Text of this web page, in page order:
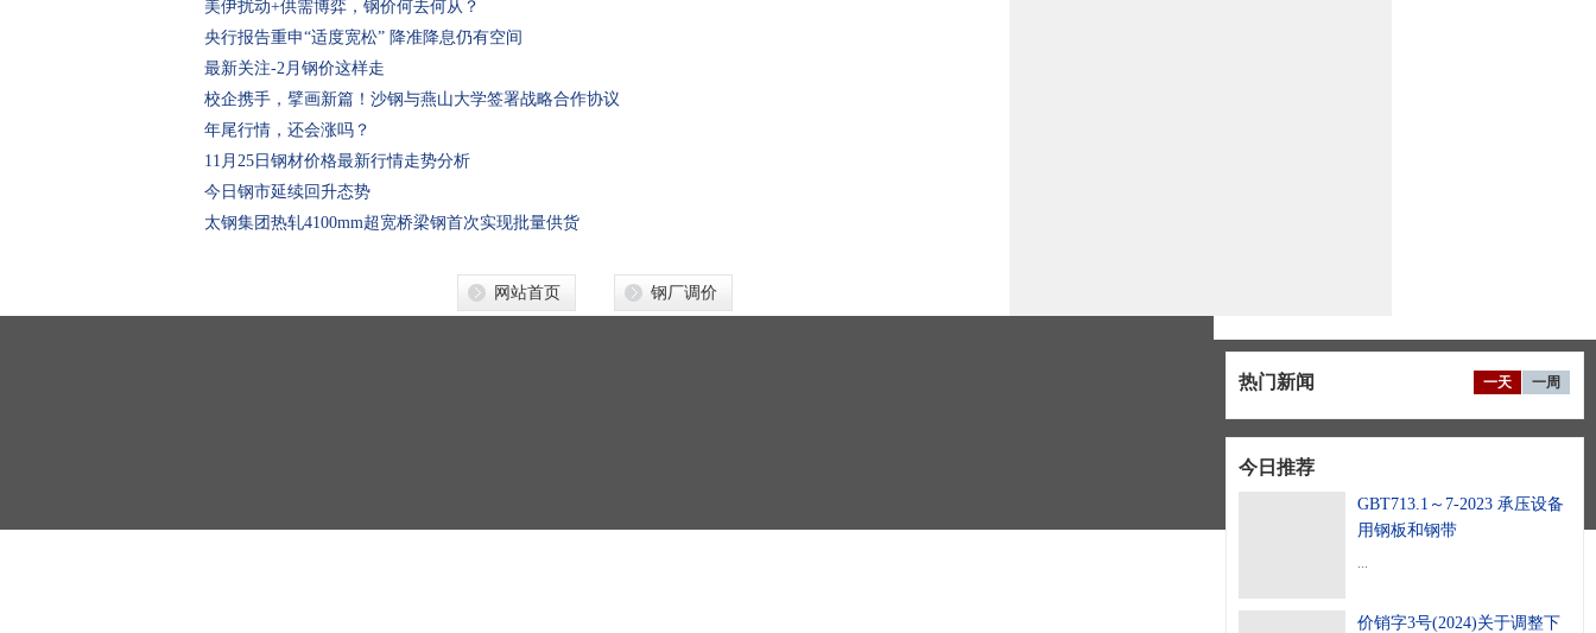
美伊扰动+供需博弈，钢价何去何从？
央行报告重申“适度宽松” 降准降息仍有空间
最新关注-2月钢价这样走
校企携手，擘画新篇！沙钢与燕山大学签署战略合作协议
年尾行情，还会涨吗？
11月25日钢材价格最新行情走势分析
今日钢市延续回升态势
太钢集团热轧4100mm超宽桥梁钢首次实现批量供货
网站首页 钢厂调价
一天 一周
热门新闻
今日推荐
GBT713.1～7-2023 承压设备
用钢板和钢带
...
价销字3号(2024)关于调整下